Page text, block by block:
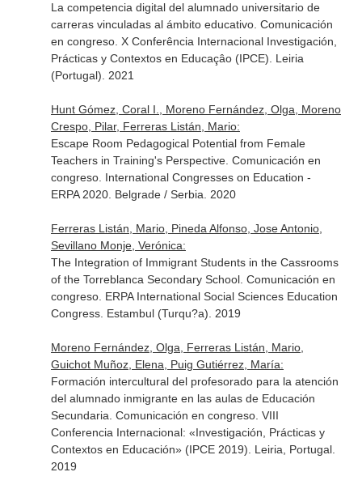
La competencia digital del alumnado universitario de
carreras vinculadas al ámbito educativo. Comunicación
en congreso. X Conferência Internacional Investigación,
Prácticas y Contextos en Educaçâo (IPCE). Leiria
(Portugal). 2021
Hunt Gómez, Coral I., Moreno Fernández, Olga, Moreno
Crespo, Pilar, Ferreras Listán, Mario:
Escape Room Pedagogical Potential from Female
Teachers in Training's Perspective. Comunicación en
congreso. International Congresses on Education -
ERPA 2020. Belgrade / Serbia. 2020
Ferreras Listán, Mario, Pineda Alfonso, Jose Antonio,
Sevillano Monje, Verónica:
The Integration of Immigrant Students in the Cassrooms
of the Torreblanca Secondary School. Comunicación en
congreso. ERPA International Social Sciences Education
Congress. Estambul (Turqu?a). 2019
Moreno Fernández, Olga, Ferreras Listán, Mario,
Guichot Muñoz, Elena, Puig Gutiérrez, María:
Formación intercultural del profesorado para la atención
del alumnado inmigrante en las aulas de Educación
Secundaria. Comunicación en congreso. VIII
Conferencia Internacional: «Investigación, Prácticas y
Contextos en Educación» (IPCE 2019). Leiria, Portugal.
2019